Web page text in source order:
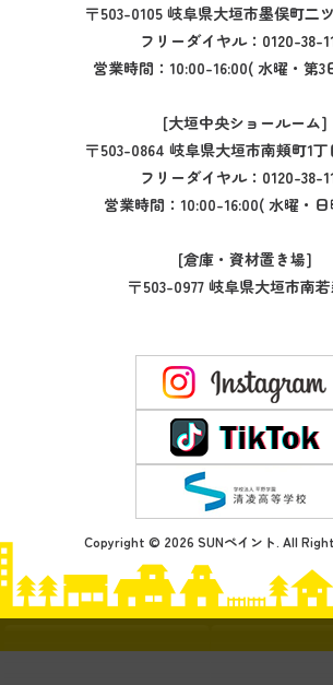
〒503-0105 岐阜県大垣市墨俣町二
フリーダイヤル： 0120-38-
営業時間：10:00-16:00( 水曜・第3
[大垣中央ショールーム]
〒503-0864 岐阜県大垣市南頬町1丁
フリーダイヤル： 0120-38-
営業時間：10:00-16:00( 水曜・
[倉庫・資材置き場]
〒503-0977 岐阜県大垣市南
Copyright © 2026 SUNペイント. All